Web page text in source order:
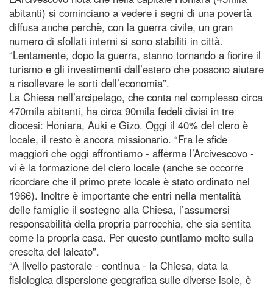
abitanti) si cominciano a vedere i segni di una povertà
diffusa anche perchè, con la guerra civile, un gran
numero di sfollati interni si sono stabiliti in città.
“Lentamente, dopo la guerra, stanno tornando a fiorire il
turismo e gli investimenti dall’estero che possono aiutare
a risollevare le sorti dell’economia”.
La Chiesa nell’arcipelago, che conta nel complesso circa
470mila abitanti, ha circa 90mila fedeli divisi in tre
diocesi: Honiara, Auki e Gizo. Oggi il 40% del clero è
locale, il resto è ancora missionario. “Fra le sfide
maggiori che oggi affrontiamo - afferma l’Arcivescovo -
vi è la formazione del clero locale (anche se occorre
ricordare che il primo prete locale è stato ordinato nel
1966). Inoltre è importante che entri nella mentalità
delle famiglie il sostegno alla Chiesa, l’assumersi
responsabilità della propria parrocchia, che sia sentita
come la propria casa. Per questo puntiamo molto sulla
crescita del laicato”.
“A livello pastorale - continua - la Chiesa, data la
fisiologica dispersione geografica sulle diverse isole, è